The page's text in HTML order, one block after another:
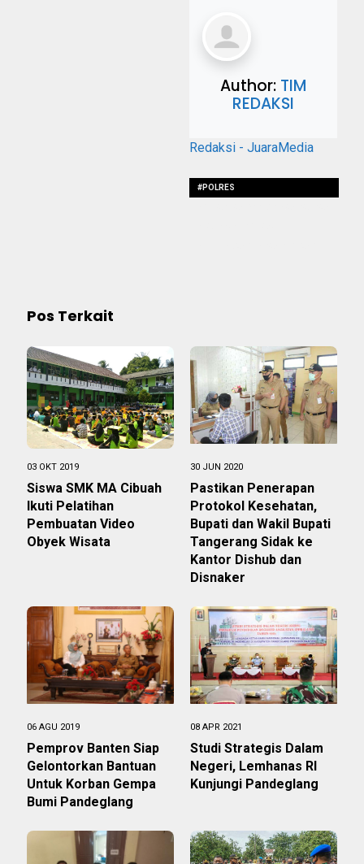
Author: TIM
REDAKSI
Redaksi - JuaraMedia
#POLRES
Pos Terkait
03 OKT 2019
Siswa SMK MA Cibuah
Ikuti Pelatihan
Pembuatan Video
Obyek Wisata
30 JUN 2020
Pastikan Penerapan
Protokol Kesehatan,
Bupati dan Wakil Bupati
Tangerang Sidak ke
Kantor Dishub dan
Disnaker
06 AGU 2019
Pemprov Banten Siap
Gelontorkan Bantuan
Untuk Korban Gempa
Bumi Pandeglang
08 APR 2021
Studi Strategis Dalam
Negeri, Lemhanas RI
Kunjungi Pandeglang